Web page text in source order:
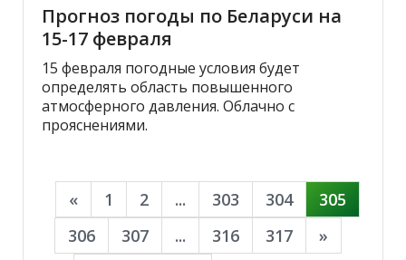
Прогноз погоды по Беларуси на
15-17 февраля
15 февраля погодные условия будет
определять область повышенного
атмосферного давления. Облачно с
прояснениями.
« 1 2 ... 303 304
305
306
307 ... 316 317
»